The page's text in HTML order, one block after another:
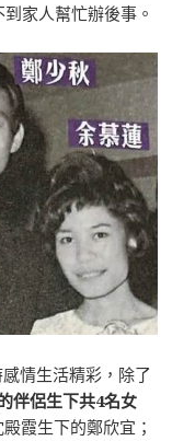
家人幫忙辦後事。
情生活精彩，除了
伴侶生下共4名女
殿霞生下的鄭欣宜；